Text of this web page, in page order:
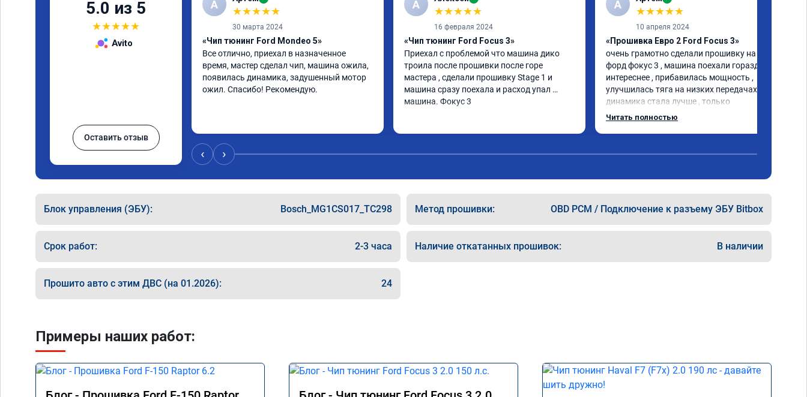
5.0 из 5
★★★★★
Avito
Оставить отзыв
А
★★★★★
30 марта 2024
«Чип тюнинг Ford Mondeo 5»
Все отлично, приехал в назначенное
время, мастер сделал чип, машина ожила,
появилась динамика, задушенный мотор
ожил. Спасибо! Рекомендую.
А
★★★★★
16 февраля 2024
«Чип тюнинг Ford Focus 3»
Приехал с проблемой что машина дико
троила после прошивки после горе
мастера , сделали прошивку Stage 1 и
машина сразу поехала и расход упал
машина. Фокус 3
А
★★★★★
10 апреля 2024
«Прошивка Евро 2 Ford Focus 3»
очень грамотно сделали прошивку на
форд фокус 3 , машина поехали гораздо
интереснее , прибавилась мощность ,
улучшилась тяга на низких передачах ,
динамика стала лучше , только
позитивные эмоции , цена
Читать полностью
‹ ›
Блок управления (ЭБУ): Bosch_MG1CS017_TC298 Метод прошивки: OBD PCM / Подключение к разъему ЭБУ Bitbox
Срок работ: 2-3 часа Наличие откатанных прошивок: В наличии
Прошито авто с этим ДВС (на 01.2026): 24
Примеры наших работ: